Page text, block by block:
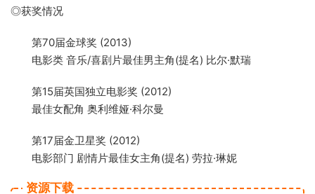
◎获奖情况
第70届金球奖 (2013)
电影类 音乐/喜剧片最佳男主角(提名) 比尔·默瑞
第15届英国独立电影奖 (2012)
最佳女配角 奥利维娅·科尔曼
第17届金卫星奖 (2012)
电影部门 剧情片最佳女主角(提名) 劳拉·琳妮
资源下载